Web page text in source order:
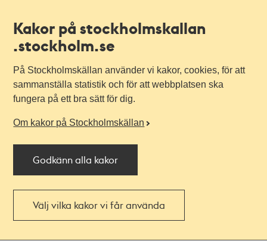
Kakor på stockholmskallan
.stockholm.se
På Stockholmskällan använder vi kakor, cookies, för att
sammanställa statistik och för att webbplatsen ska
fungera på ett bra sätt för dig.
Om kakor på Stockholmskällan
Godkänn alla kakor
Välj vilka kakor vi får använda